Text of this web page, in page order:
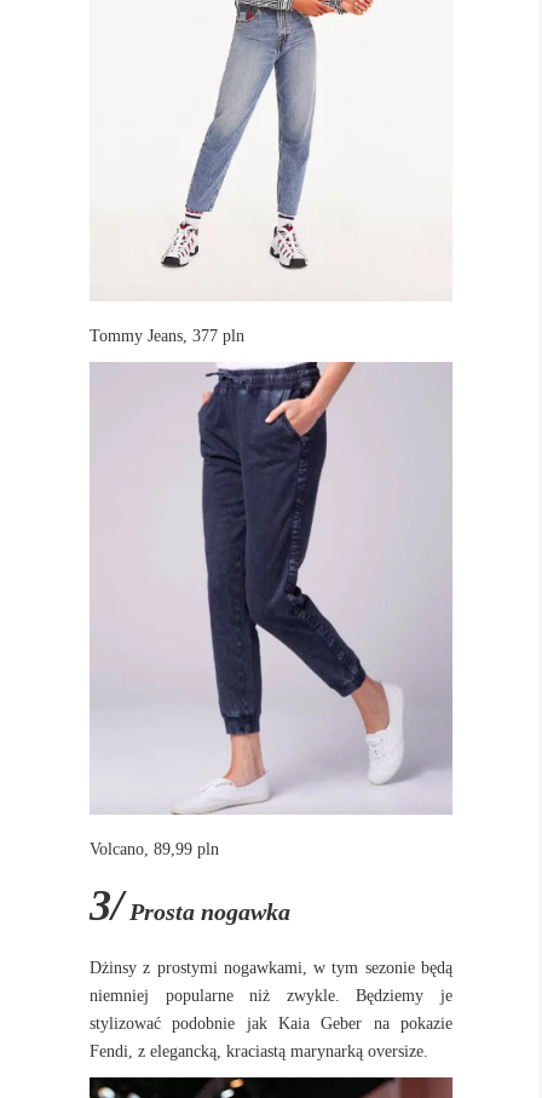
Tommy Jeans, 377 pln
Volcano, 89,99 pln
3/ Prosta nogawka
Dżinsy z prostymi nogawkami, w tym sezonie będą
niemniej popularne niż zwykle. Będziemy je
stylizować podobnie jak Kaia Geber na pokazie
Fendi, z elegancką, kraciastą marynarką oversize.